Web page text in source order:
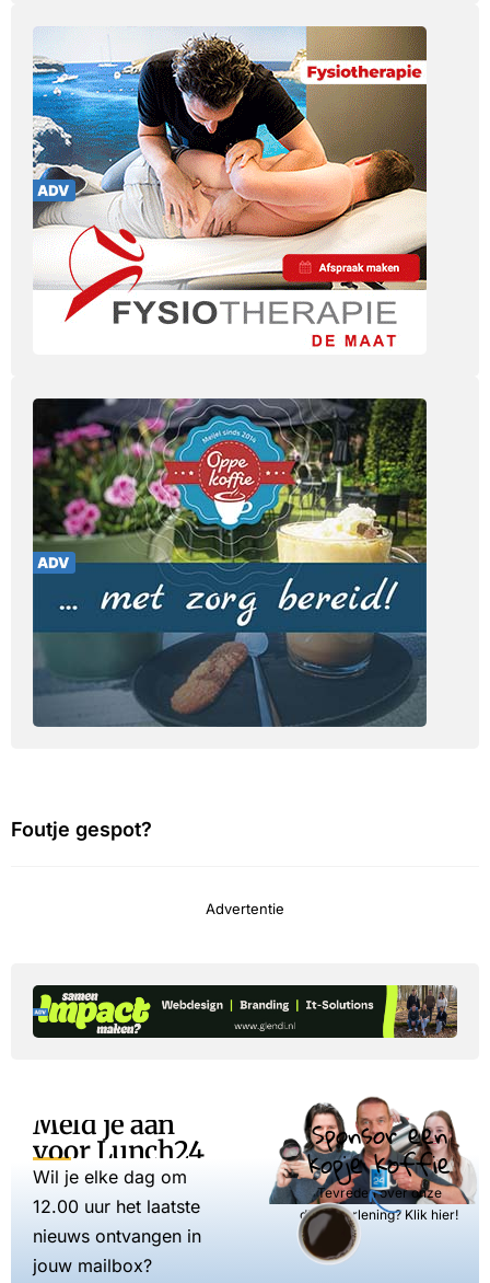
Foutje gespot?
Advertentie
Meld je aan
voor Lunch24
Wil je elke dag om
12.00 uur het laatste
nieuws ontvangen in
jouw mailbox?
Sponsor een
kopje koffie
Tevreden over onze
dienstverlening? Klik hier!